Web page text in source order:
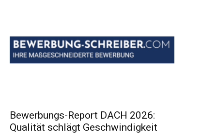
Bewerbungs-Report DACH 2026:
Qualität schlägt Geschwindigkeit